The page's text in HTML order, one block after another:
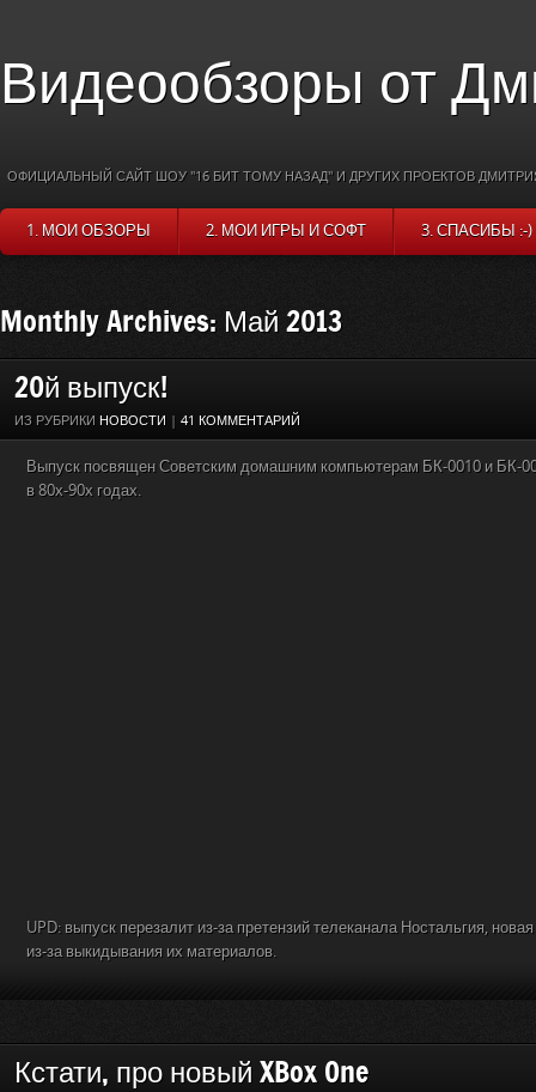
Видеообзоры от
ОФИЦИАЛЬНЫЙ САЙТ ШОУ "16 БИТ ТОМУ НАЗАД" И ДРУГИХ ПРОЕКТОВ
1. МОИ ОБЗОРЫ 2. МОИ ИГРЫ И СОФТ 3. СПАСИБЫ :-)
Monthly Archives: Май 2013
20й выпуск!
ИЗ РУБРИКИ НОВОСТИ | 41 КОММЕНТАРИЙ
Выпуск посвящен Советским домашним компьютерам БК-0010 и БК-
в 80х-90х годах.
UPD: выпуск перезалит из-за претензий телеканала Ностальгия,
из-за выкидывания их материалов.
Кстати, про новый XBox One